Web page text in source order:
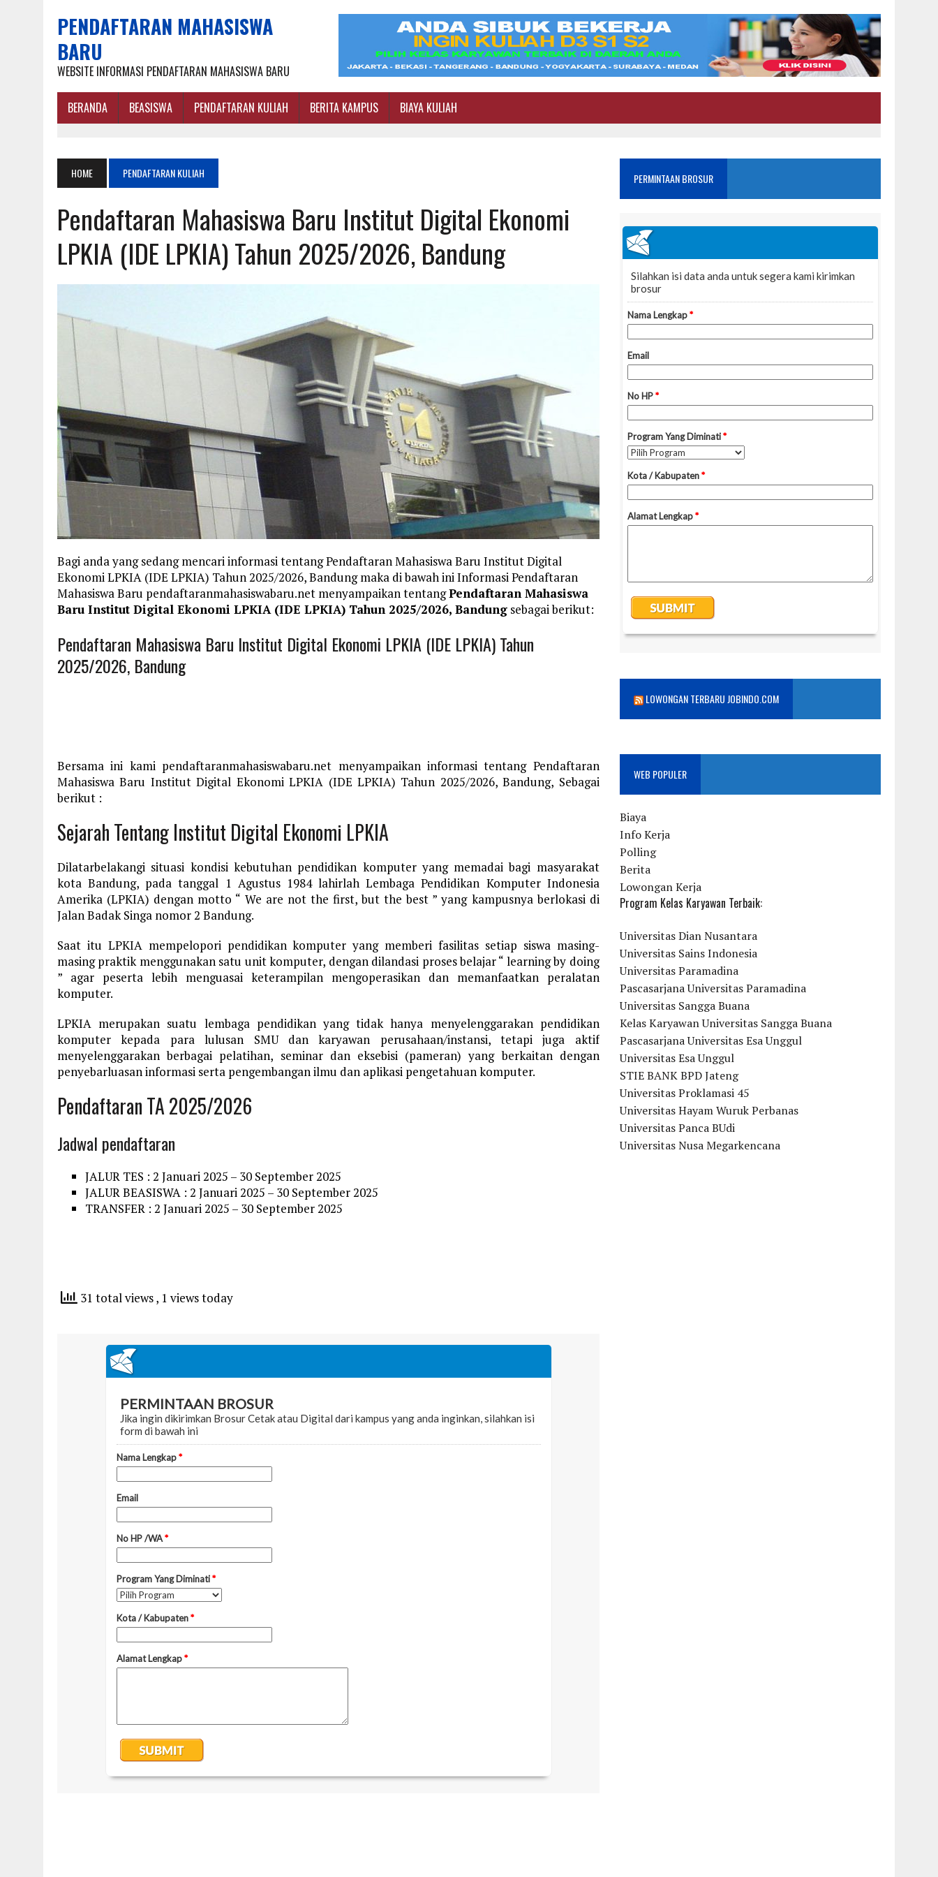
PENDAFTARAN MAHASISWA
BARU
WEBSITE INFORMASI PENDAFTARAN MAHASISWA BARU
BERANDA BEASISWA PENDAFTARAN KULIAH BERITA KAMPUS BIAYA KULIAH
HOME PENDAFTARAN KULIAH
Pendaftaran Mahasiswa Baru Institut Digital Ekonomi
LPKIA (IDE LPKIA) Tahun 2025/2026, Bandung
Bagi anda yang sedang mencari informasi tentang Pendaftaran Mahasiswa Baru Institut Digital
Ekonomi LPKIA (IDE LPKIA) Tahun 2025/2026, Bandung maka di bawah ini Informasi Pendaftaran
Mahasiswa Baru pendaftaranmahasiswabaru.net menyampaikan tentangPendaftaran Mahasiswa
Baru Institut Digital Ekonomi LPKIA (IDE LPKIA) Tahun 2025/2026, Bandung sebagai berikut:
Pendaftaran Mahasiswa Baru Institut Digital Ekonomi LPKIA (IDE LPKIA) Tahun
2025/2026, Bandung
Bersama ini kami pendaftaranmahasiswabaru.net menyampaikan informasi tentang Pendaftaran
Mahasiswa Baru Institut Digital Ekonomi LPKIA (IDE LPKIA) Tahun 2025/2026, Bandung, Sebagai
berikut :
Sejarah Tentang Institut Digital Ekonomi LPKIA
Dilatarbelakangi situasi kondisi kebutuhan pendidikan komputer yang memadai bagi masyarakat
kota Bandung, pada tanggal 1 Agustus 1984 lahirlah Lembaga Pendidikan Komputer Indonesia
Amerika (LPKIA) dengan motto “ We are not the first, but the best ” yang kampusnya berlokasi di
Jalan Badak Singa nomor 2 Bandung.
Saat itu LPKIA mempelopori pendidikan komputer yang memberi fasilitas setiap siswa masing-
masing praktik menggunakan satu unit komputer, dengan dilandasi proses belajar “ learning by doing
” agar peserta lebih menguasai keterampilan mengoperasikan dan memanfaatkan peralatan
komputer.
LPKIA merupakan suatu lembaga pendidikan yang tidak hanya menyelenggarakan pendidikan
komputer kepada para lulusan SMU dan karyawan perusahaan/instansi, tetapi juga aktif
menyelenggarakan berbagai pelatihan, seminar dan eksebisi (pameran) yang berkaitan dengan
penyebarluasan informasi serta pengembangan ilmu dan aplikasi pengetahuan komputer.
Pendaftaran TA 2025/2026
Jadwal pendaftaran
JALUR TES : 2 Januari 2025 – 30 September 2025
JALUR BEASISWA : 2 Januari 2025 – 30 September 2025
TRANSFER : 2 Januari 2025 – 30 September 2025
31 total views, 1 views today
PERMINTAAN BROSUR
LOWONGAN TERBARU JOBINDO.COM
WEB POPULER
Biaya
Info Kerja
Polling
Berita
Lowongan Kerja
Program Kelas Karyawan Terbaik:
Universitas Dian Nusantara
Universitas Sains Indonesia
Universitas Paramadina
Pascasarjana Universitas Paramadina
Universitas Sangga Buana
Kelas Karyawan Universitas Sangga Buana
Pascasarjana Universitas Esa Unggul
Universitas Esa Unggul
STIE BANK BPD Jateng
Universitas Proklamasi 45
Universitas Hayam Wuruk Perbanas
Universitas Panca BUdi
Universitas Nusa Megarkencana